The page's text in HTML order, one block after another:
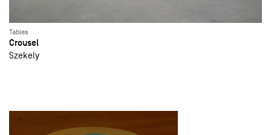
Tables
Crousel
Szekely